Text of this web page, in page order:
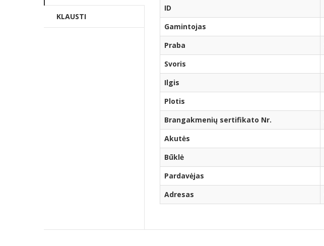
KLAUSTI
ID
Gamintojas
Praba
Svoris
Ilgis
Plotis
Brangakmenių sertifikato Nr.
Akutės
Būklė
Pardavėjas
Adresas